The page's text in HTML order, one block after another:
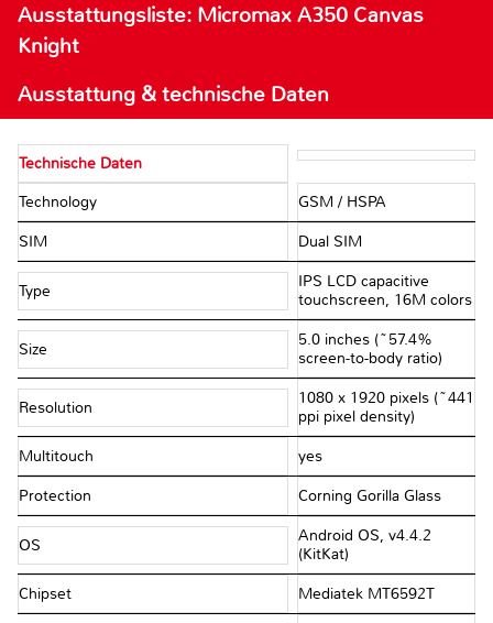
Ausstattungsliste: Micromax A350 Canvas
Knight
Ausstattung & technische Daten
Technische Daten
Technology GSM / HSPA
SIM Dual SIM
Type
IPS LCD capacitive
touchscreen, 16M colors
Size
5.0 inches (~57.4%
screen-to-body ratio)
Resolution
1080 x 1920 pixels (~441
ppi pixel density)
Multitouch yes
Protection Corning Gorilla Glass
OS
Android OS, v4.4.2
(KitKat)
Chipset Mediatek MT6592T